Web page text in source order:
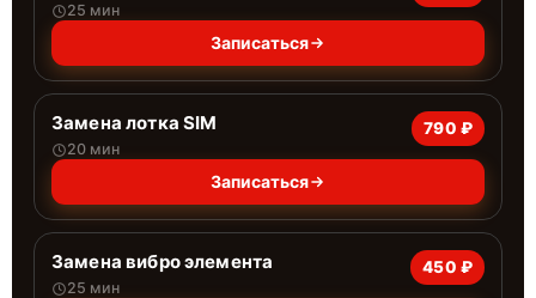
25 мин
Записаться
Замена лотка SIM
20 мин
790 ₽
Записаться
Замена вибро элемента
25 мин
450 ₽